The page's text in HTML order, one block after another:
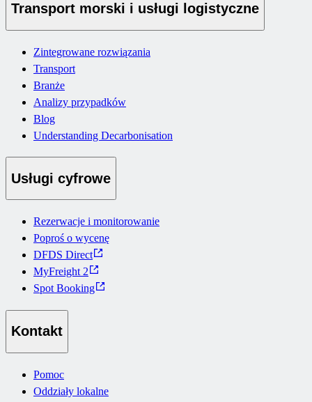
Transport morski i usługi logistyczne
Zintegrowane rozwiązania
Transport
Branże
Analizy przypadków
Blog
Understanding Decarbonisation
Usługi cyfrowe
Rezerwacje i monitorowanie
Poproś o wycenę
DFDS Direct
MyFreight 2
Spot Booking
Kontakt
Pomoc
Oddziały lokalne